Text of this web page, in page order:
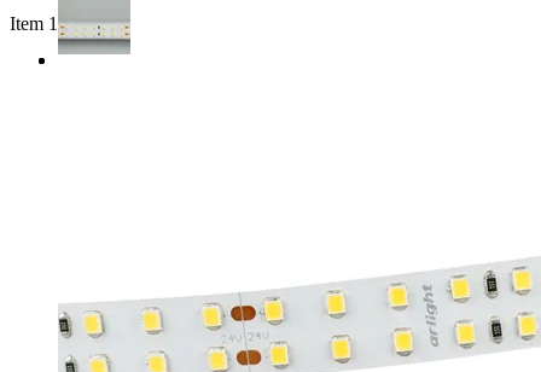
Item 1 of 2